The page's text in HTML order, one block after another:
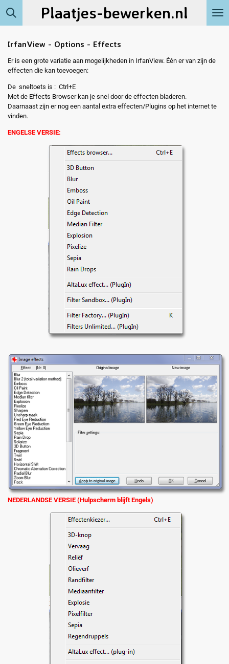
Ga
direct
hoofdinhoud
Plaatjes-bewerken.nl
IrfanView - Options - Effects
Er is een grote variatie aan mogelijkheden in IrfanView. Één er van zijn de
effecten die kan toevoegen:
De sneltoets is : Ctrl+E
Met de Effects Browser kan je snel door de effecten bladeren.
Daarnaast zijn er nog een aantal extra effecten/Plugins op het internet te
vinden.
ENGELSE VERSIE:
NEDERLANDSE VERSIE (Hulpscherm blijft Engels)